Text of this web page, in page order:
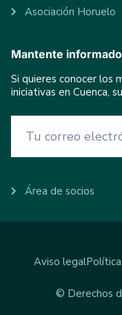
Asociación Horuelo
Mantente informado
Si quieres conocer los
iniciativas en Cuenca,
Área de socios
Aviso legal
© Derechos